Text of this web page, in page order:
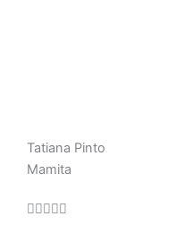
Tatiana Pinto
Mamita
